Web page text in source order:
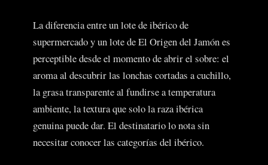
La diferencia entre un lote de ibérico de
supermercado y un lote de El Origen del Jamón es
perceptible desde el momento de abrir el sobre: el
aroma al descubrir las lonchas cortadas a cuchillo,
la grasa transparente al fundirse a temperatura
ambiente, la textura que solo la raza ibérica
genuina puede dar. El destinatario lo nota sin
necesitar conocer las categorías del ibérico.